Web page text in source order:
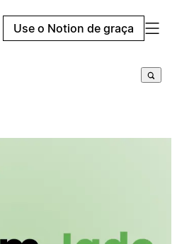
Use o Notion de graça